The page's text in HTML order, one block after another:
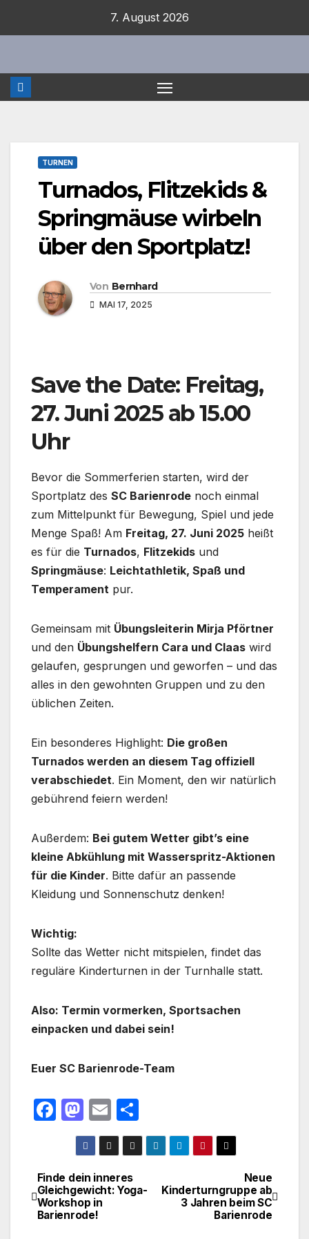
7. August 2026
TURNEN
Turnados, Flitzekids &
Springmäuse wirbeln
über den Sportplatz!
Von Bernhard
MAI 17, 2025
Save the Date: Freitag,
27. Juni 2025 ab 15.00
Uhr
Bevor die Sommerferien starten, wird der
Sportplatz des SC Barienrode noch einmal
zum Mittelpunkt für Bewegung, Spiel und jede
Menge Spaß! Am Freitag, 27. Juni 2025 heißt
es für die Turnados, Flitzekids und
Springmäuse: Leichtathletik, Spaß und
Temperament pur.
Gemeinsam mit Übungsleiterin Mirja Pförtner
und den Übungshelfern Cara und Claas wird
gelaufen, gesprungen und geworfen – und das
alles in den gewohnten Gruppen und zu den
üblichen Zeiten.
Ein besonderes Highlight: Die großen
Turnados werden an diesem Tag offiziell
verabschiedet. Ein Moment, den wir natürlich
gebührend feiern werden!
Außerdem: Bei gutem Wetter gibt’s eine
kleine Abkühlung mit Wasserspritz-Aktionen
für die Kinder. Bitte dafür an passende
Kleidung und Sonnenschutz denken!
Wichtig:
Sollte das Wetter nicht mitspielen, findet das
reguläre Kinderturnen in der Turnhalle statt.
Also: Termin vormerken, Sportsachen
einpacken und dabei sein!
Euer SC Barienrode-Team
F
e
b
o
M
a
st
o
d
o
E
m
ail
ei
le
Beitragsnavigation
Neue
Kinderturngruppe ab
3 Jahren beim SC
Barienrode
Finde dein inneres
Gleichgewicht: Yoga-
Workshop in
Barienrode!